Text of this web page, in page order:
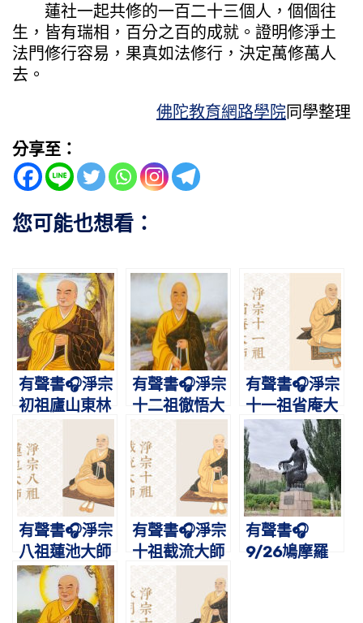
蓮社一起共修的一百二十三個人，個個往
生，皆有瑞相，百分之百的成就。證明修淨土
法門修行容易，果真如法修行，決定萬修萬人
去。
佛陀教育網路學院同學整理
分享至：
您可能也想看：
有聲書🎧淨宗
初祖廬山東林
｜肇啟蓮宗，
暢佛本懷
有聲書🎧淨宗
十二祖徹悟大
典範，攝禪教
而歸淨土
有聲書🎧淨宗
十一祖省庵大
師略傳｜行在
梵網，志在西
方
有聲書🎧淨宗
八祖蓮池大師
略傳
有聲書🎧淨宗
十祖截流大師
有聲書🎧
9/26鳩摩羅